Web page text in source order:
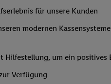
für unsere Kunden
modernen
um ein positives
Verfügung